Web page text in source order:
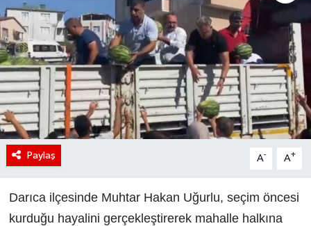
Paylaş A- A+
Darıca ilçesinde Muhtar Hakan Uğurlu, seçim öncesi
kurduğu hayalini gerçekleştirerek mahalle halkına